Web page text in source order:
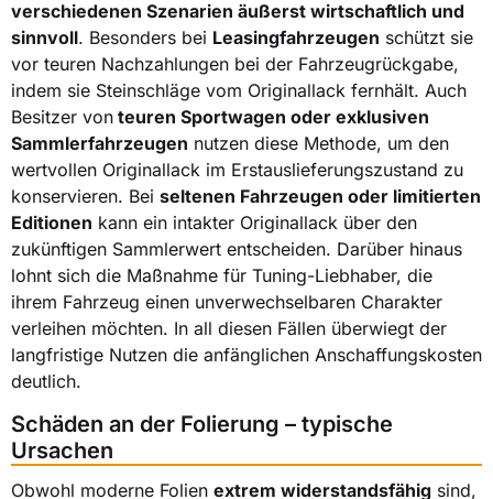
verschiedenen Szenarien äußerst wirtschaftlich und
sinnvoll. Besonders bei Leasingfahrzeugen schützt sie
vor teuren Nachzahlungen bei der Fahrzeugrückgabe,
indem sie Steinschläge vom Originallack fernhält. Auch
Besitzer von teuren Sportwagen oder exklusiven
Sammlerfahrzeugen nutzen diese Methode, um den
wertvollen Originallack im Erstauslieferungszustand zu
konservieren. Bei seltenen Fahrzeugen oder limitierten
Editionen kann ein intakter Originallack über den
zukünftigen Sammlerwert entscheiden. Darüber hinaus
lohnt sich die Maßnahme für Tuning-Liebhaber, die
ihrem Fahrzeug einen unverwechselbaren Charakter
verleihen möchten. In all diesen Fällen überwiegt der
langfristige Nutzen die anfänglichen Anschaffungskosten
deutlich.
Schäden an der Folierung – typische
Ursachen
Obwohl moderne Folien extrem widerstandsfähig sind,